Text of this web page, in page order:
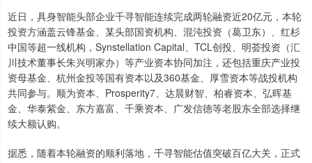
近日，具身智能头部企业千寻智能连续完成两轮融资近20亿元，本轮
投资方涵盖云锋基金、某头部国资机构、混沌投资（葛卫东）、红杉
中国等超一线机构，Synstellation Capital、TCL创投、明荟投资（汇
川技术董事长朱兴明家办）等产业资本协同加注，还包括重庆产业投
资母基金、杭州金投等国有资本以及360基金、厚雪资本等战投机构
共同参与。顺为资本、Prosperity7、达晨财智、柏睿资本、弘晖基
金、华泰紫金、东方嘉富、千乘资本、广发信德等老股东全部选择继
续大额认购。
据悉，随着本轮融资的顺利落地，千寻智能估值突破百亿大关，正式